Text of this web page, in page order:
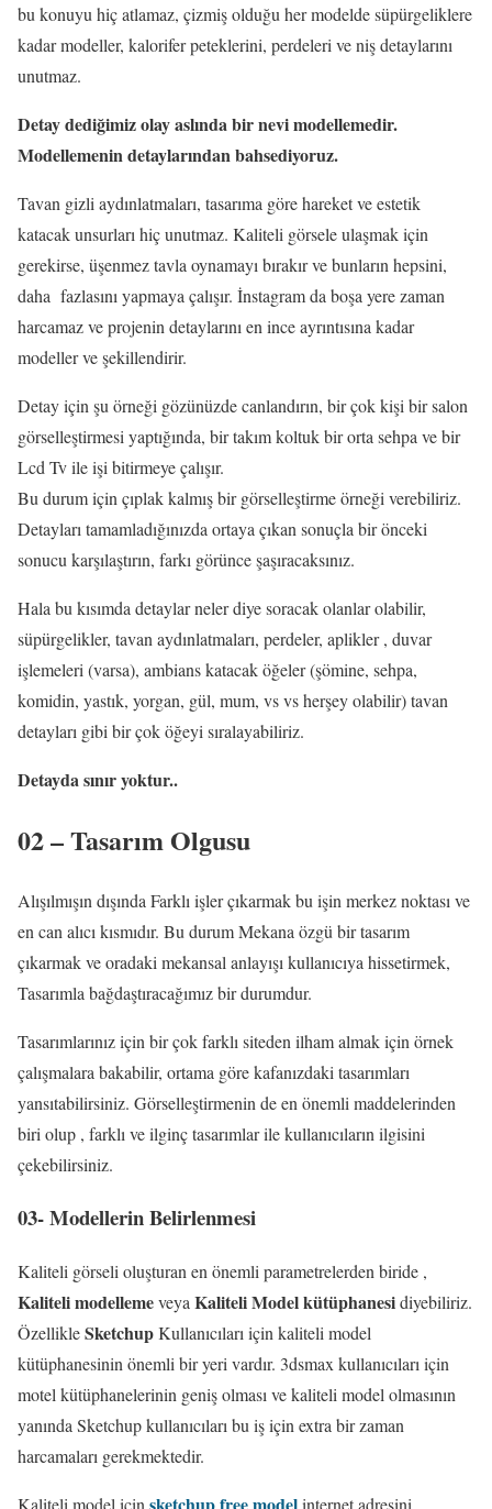
bu konuyu hiç atlamaz, çizmiş olduğu her modelde süpürgeliklere
kadar modeller, kalorifer peteklerini, perdeleri ve niş detaylarını
unutmaz.
Detay dediğimiz olay aslında bir nevi modellemedir.
Modellemenin detaylarından bahsediyoruz.
Tavan gizli aydınlatmaları, tasarıma göre hareket ve estetik
katacak unsurları hiç unutmaz. Kaliteli görsele ulaşmak için
gerekirse, üşenmez tavla oynamayı bırakır ve bunların hepsini,
daha fazlasını yapmaya çalışır. İnstagram da boşa yere zaman
harcamaz ve projenin detaylarını en ince ayrıntısına kadar
modeller ve şekillendirir.
Detay için şu örneği gözünüzde canlandırın, bir çok kişi bir salon
görselleştirmesi yaptığında, bir takım koltuk bir orta sehpa ve bir
Lcd Tv ile işi bitirmeye çalışır.
Bu durum için çıplak kalmış bir görselleştirme örneği verebiliriz.
Detayları tamamladığınızda ortaya çıkan sonuçla bir önceki
sonucu karşılaştırın, farkı görünce şaşıracaksınız.
Hala bu kısımda detaylar neler diye soracak olanlar olabilir,
süpürgelikler, tavan aydınlatmaları, perdeler, aplikler , duvar
işlemeleri (varsa), ambians katacak öğeler (şömine, sehpa,
komidin, yastık, yorgan, gül, mum, vs vs herşey olabilir) tavan
detayları gibi bir çok öğeyi sıralayabiliriz.
Detayda sınır yoktur..
02 – Tasarım Olgusu
Alışılmışın dışında Farklı işler çıkarmak bu işin merkez noktası ve
en can alıcı kısmıdır. Bu durum Mekana özgü bir tasarım
çıkarmak ve oradaki mekansal anlayışı kullanıcıya hissetirmek,
Tasarımla bağdaştıracağımız bir durumdur.
Tasarımlarınız için bir çok farklı siteden ilham almak için örnek
çalışmalara bakabilir, ortama göre kafanızdaki tasarımları
yansıtabilirsiniz. Görselleştirmenin de en önemli maddelerinden
biri olup , farklı ve ilginç tasarımlar ile kullanıcıların ilgisini
çekebilirsiniz.
03- Modellerin Belirlenmesi
Kaliteli görseli oluşturan en önemli parametrelerden biride ,
Kaliteli modellemeveya Kaliteli Model kütüphanesidiyebiliriz.
ÖzellikleSketchupKullanıcıları için kaliteli model
kütüphanesinin önemli bir yeri vardır. 3dsmax kullanıcıları için
motel kütüphanelerinin geniş olması ve kaliteli model olmasının
yanında Sketchup kullanıcıları bu iş için extra bir zaman
harcamaları gerekmektedir.
Kaliteli model için internet adresini